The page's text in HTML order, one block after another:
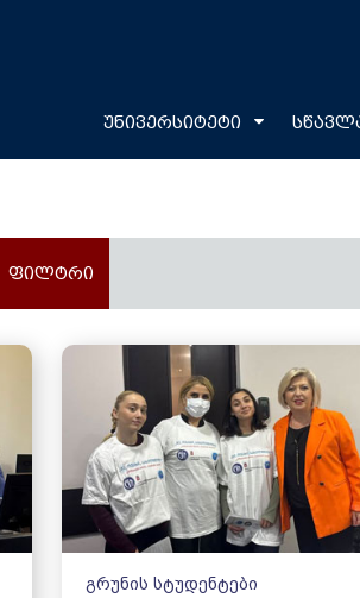
უნივერსიტეტი
ფილტრი
გრუნის სტუდენტები